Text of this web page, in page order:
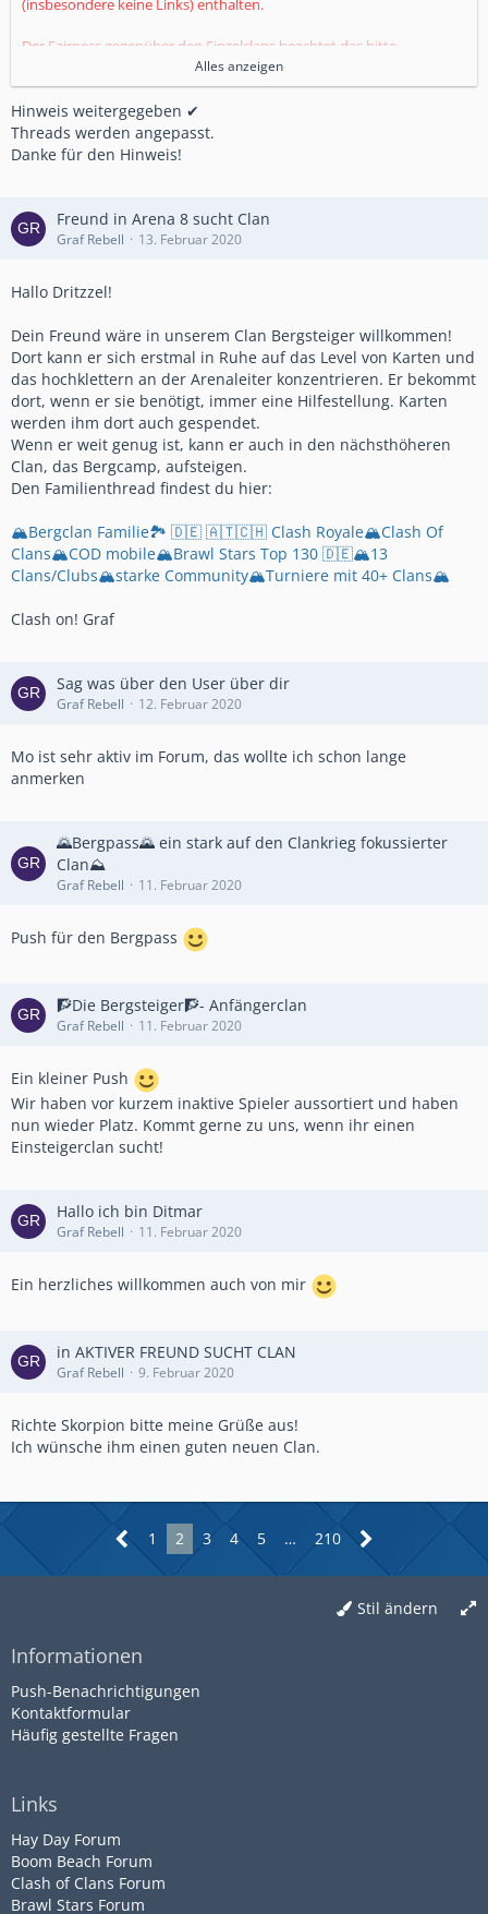
(insbesondere keine Links) enthalten.
Der Fairness gegenüber den Einzelclans beachtet das bitte
und passt Eure Threads entsprechend an.
Alles anzeigen
Hinweis weitergegeben ✔
Threads werden angepasst.
Danke für den Hinweis!
Freund in Arena 8 sucht Clan
Graf Rebell 13. Februar 2020
Hallo Dritzzel!
Dein Freund wäre in unserem Clan Bergsteiger willkommen!
Dort kann er sich erstmal in Ruhe auf das Level von Karten und
das hochklettern an der Arenaleiter konzentrieren. Er bekommt
dort, wenn er sie benötigt, immer eine Hilfestellung. Karten
werden ihm dort auch gespendet.
Wenn er weit genug ist, kann er auch in den nächsthöheren
Clan, das Bergcamp, aufsteigen.
Den Familienthread findest du hier:
🏔️Bergclan Familie🏞️ 🇩🇪 🇦🇹🇨🇭 Clash Royale🏔️Clash Of
Clans🏔️COD mobile🏔️Brawl Stars Top 130 🇩🇪🏔️13
Clans/Clubs🏔️starke Community🏔️Turniere mit 40+ Clans🏔️
Clash on! Graf
Sag was über den User über dir
Graf Rebell 12. Februar 2020
Mo ist sehr aktiv im Forum, das wollte ich schon lange
anmerken
🌄Bergpass🌄 ein stark auf den Clankrieg fokussierter
Clan⛰️
Graf Rebell 11. Februar 2020
Push für den Bergpass
🧗Die Bergsteiger🧗- Anfängerclan
Graf Rebell 11. Februar 2020
Ein kleiner Push
Wir haben vor kurzem inaktive Spieler aussortiert und haben
nun wieder Platz. Kommt gerne zu uns, wenn ihr einen
Einsteigerclan sucht!
Hallo ich bin Ditmar
Graf Rebell 11. Februar 2020
Ein herzliches willkommen auch von mir
in AKTIVER FREUND SUCHT CLAN
Graf Rebell 9. Februar 2020
Richte Skorpion bitte meine Grüße aus!
Ich wünsche ihm einen guten neuen Clan.
1 2 3 4 5 … 210
Stil ändern
Informationen
Push-Benachrichtigungen
Kontaktformular
Häufig gestellte Fragen
Links
Hay Day Forum
Boom Beach Forum
Clash of Clans Forum
Brawl Stars Forum